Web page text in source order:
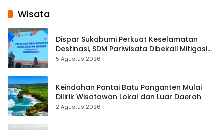
Wisata
Dispar Sukabumi Perkuat Keselamatan
Destinasi, SDM Pariwisata Dibekali Mitigasi
hingga Teknik Evakuasi
5 Agustus 2026
Keindahan Pantai Batu Panganten Mulai
Dilirik Wisatawan Lokal dan Luar Daerah
2 Agustus 2026